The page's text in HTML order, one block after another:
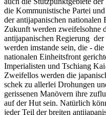
die Kommunistische Partei
der antijapanischen
Zukunft werden zweifelsohne
antijapanischen Regierung
werden imstande sein, die -
nationalen Einheitsfront
Imperialisten und Tschiang
Zweifellos werden die
schek zu allerlei Drohungen
gerissenen Manövern ihre
auf der Hut sein. Natürlich
jeder Teil der breiten